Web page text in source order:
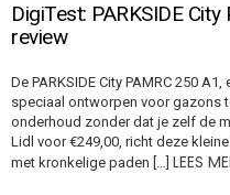
DigiTest: PARKSIDE
review
De PARKSIDE City PAMRC 250
speciaal ontworpen voor gazons
onderhoud zonder dat je zelf de
Lidl voor €249,00, richt deze
met kronkelige paden […] LEES